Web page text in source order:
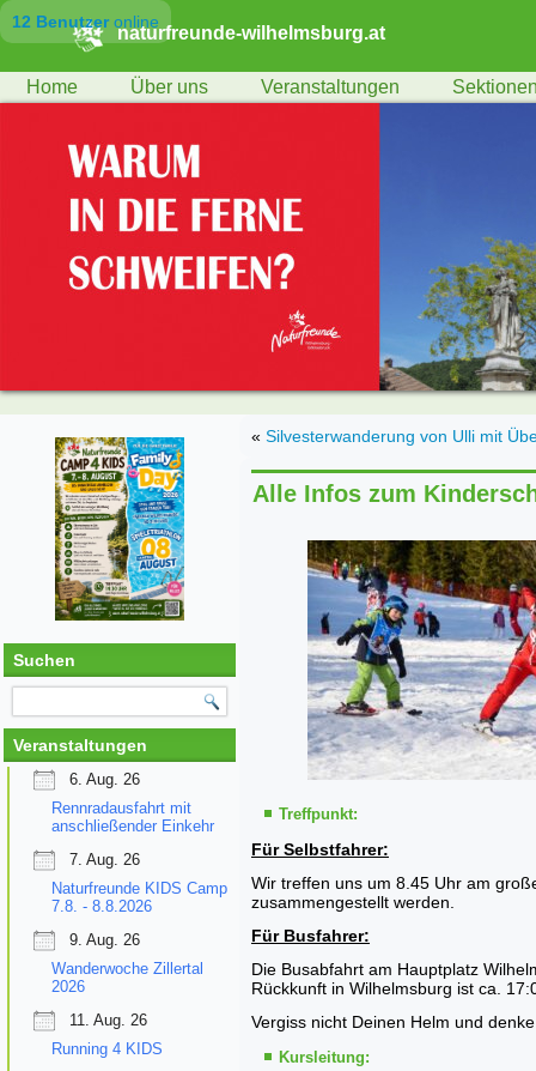
12 Benutzeronline
naturfreunde-wilhelmsburg.at
Home Über uns Veranstaltungen
Suchen
Veranstaltungen
6. Aug. 26
Rennradausfahrt mit
anschließender Einkehr
7. Aug. 26
Naturfreunde KIDS Camp
7.8. - 8.8.2026
9. Aug. 26
Wanderwoche Zillertal
2026
11. Aug. 26
Running 4 KIDS
« Silvesterwanderung von Ulli mit
Alle Infos zum
Treffpunkt:
Für Selbstfahrer:
Wir treffen uns um 8.45 Uhr am
zusammengestellt werden.
Für Busfahrer:
Die Busabfahrt am Hauptplatz
Rückkunft in Wilhelmsburg ist ca.
Vergiss nicht Deinen Helm und
Kursleitung: